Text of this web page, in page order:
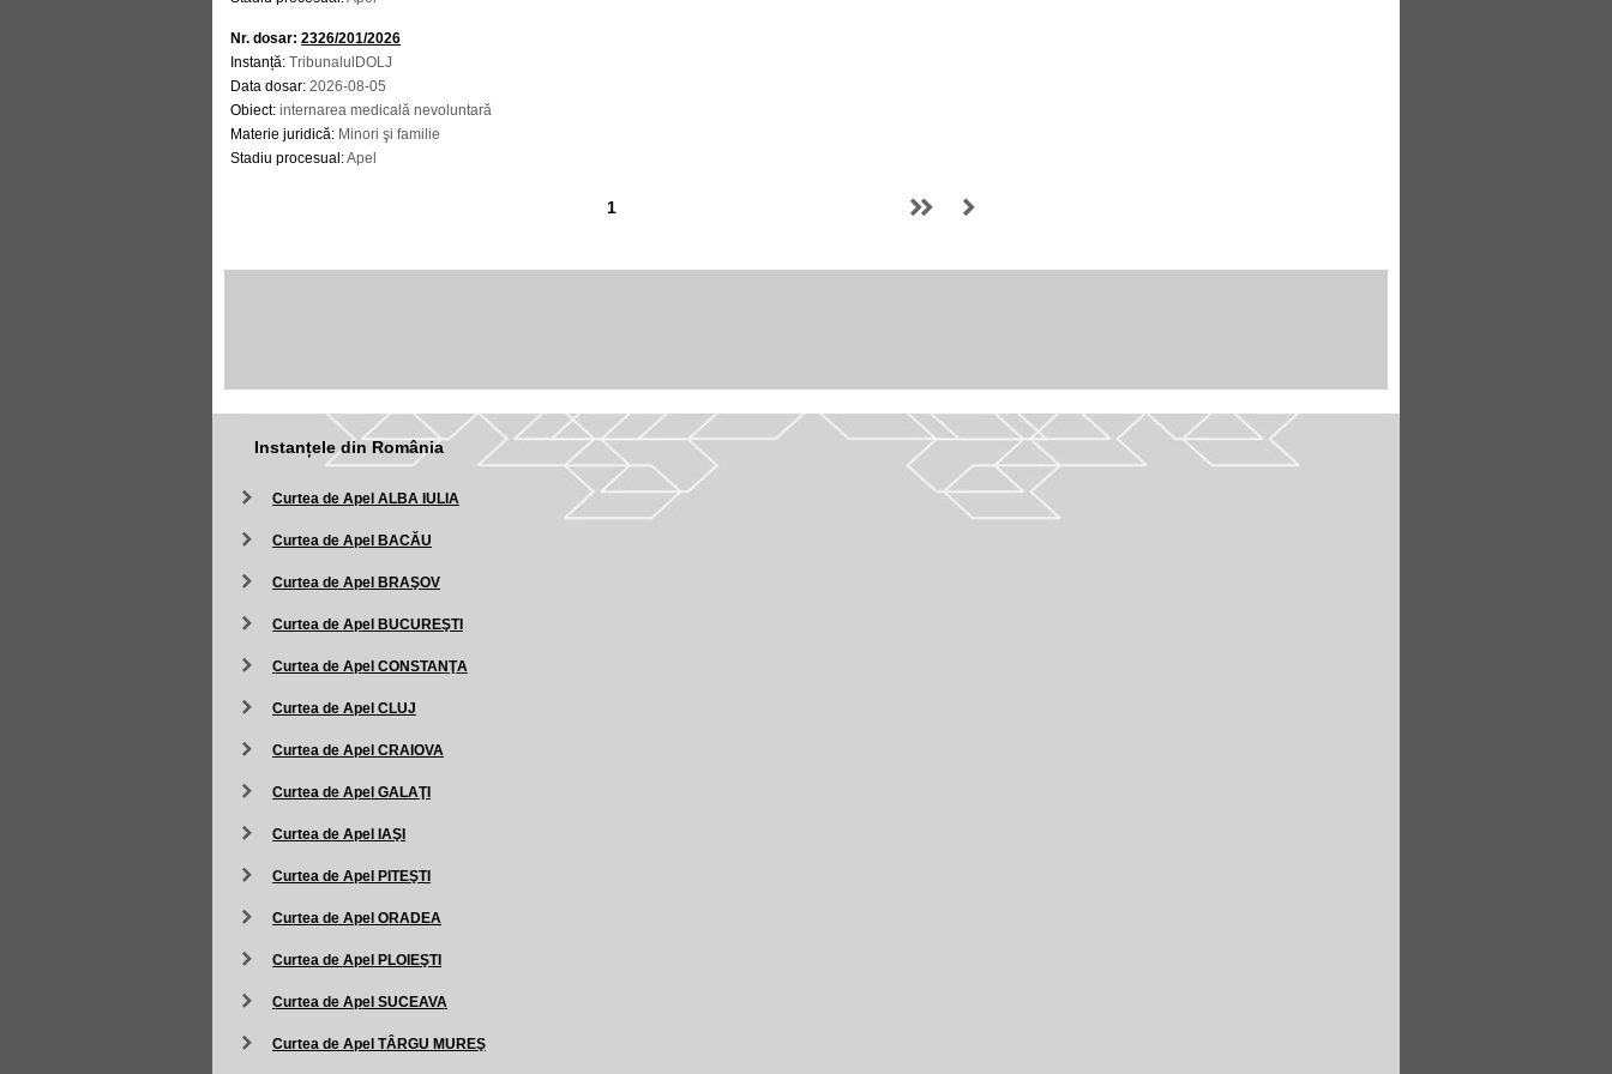
Nr. dosar: 2326/201/2026
Instanță: TribunalulDOLJ
Data dosar: 2026-08-05
Obiect: internarea medicală nevoluntară
Materie juridică: Minori şi familie
Stadiu procesual:Apel
Instanțele din România
Curtea de Apel ALBA IULIA
Curtea de Apel BACĂU
Curtea de Apel BRAŞOV
Curtea de Apel BUCUREŞTI
Curtea de Apel CONSTANŢA
Curtea de Apel CLUJ
Curtea de Apel CRAIOVA
Curtea de Apel GALAŢI
Curtea de Apel IAŞI
Curtea de Apel PITEŞTI
Curtea de Apel ORADEA
Curtea de Apel PLOIEŞTI
Curtea de Apel SUCEAVA
Curtea de Apel TÂRGU MUREŞ